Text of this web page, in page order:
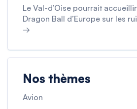
Le Val-d’Oise pourrait
Dragon Ball d’Europe sur les
→
Nos thèmes
Avion